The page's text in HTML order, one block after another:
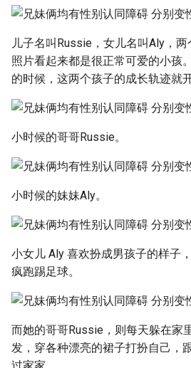
h
儿子名叫Russie，女儿名叫Aly，
照片看起来都是很正常可爱的小孩
的时候，这两个孩子的成长轨迹就
小时候的哥哥Russie。
小时候的妹妹Aly。
小女儿 Aly 喜欢扮成男孩子的样子
疯跑踢足球。
而她的哥哥Russie，则每天躲在家
发，穿各种漂亮的裙子打扮自己，